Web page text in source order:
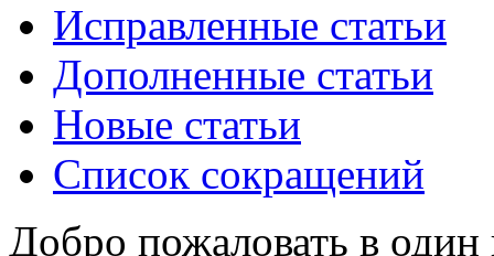
Исправленные статьи
Дополненные статьи
Новые статьи
Список сокращений
Добро пожаловать в